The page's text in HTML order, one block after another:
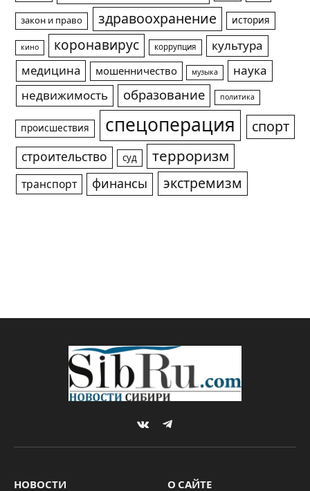
закон и право здравоохранение история
кино коронавирус коррупция
культура
медицина
мошенничество музыка
наука
недвижимость
образование политика
происшествия спецоперация спорт
строительство суд терроризм
транспорт финансы экстремизм
VKontakteTelegram
НОВОСТИ О САЙТЕ